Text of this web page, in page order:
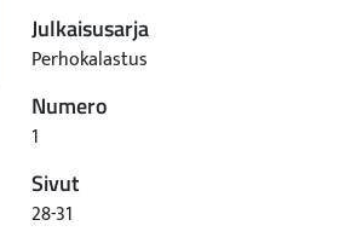
Julkaisusarja
Perhokalastus
Numero
1
Sivut
28-31